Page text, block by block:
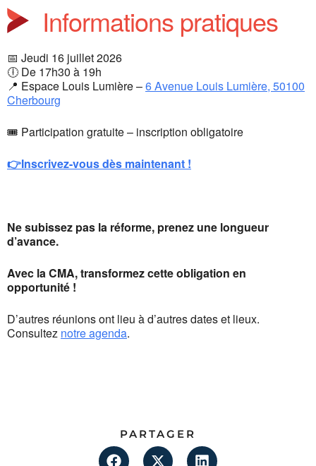
Informations pratiques
📅 Jeudi 16 juillet 2026
🕕 De 17h30 à 19h
📍 Espace Louis Lumière –6 Avenue Louis Lumière, 50100
Cherbourg
🎟 Participation gratuite – inscription obligatoire
👉Inscrivez-vous dès maintenant !
Ne subissez pas la réforme, prenez une longueur
d’avance.
Avec la CMA, transformez cette obligation en
opportunité !
D’autres réunions ont lieu à d’autres dates et lieux.
Consultez notre agenda.
PARTAGER